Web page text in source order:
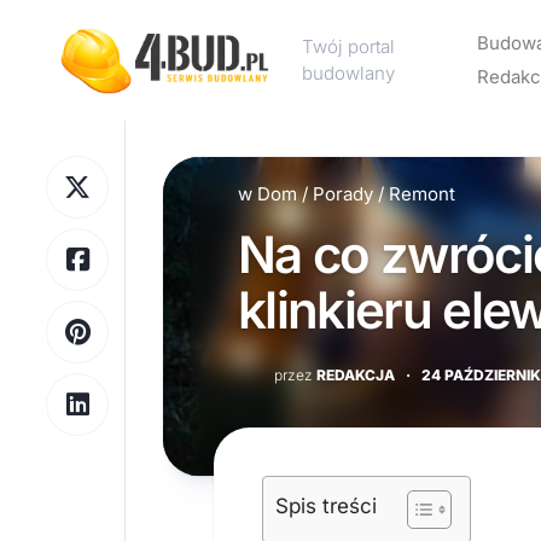
content
Twój portal
budowlany
w Dom/Porady/Remont
Na co
klinkieru
przez REDAKCJA · 24
Spis treści